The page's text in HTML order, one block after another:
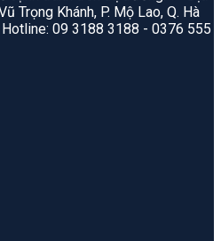
Trọng Khánh, P. Mộ Lao, Q. Hà
09 3188 3188 - 0376 555